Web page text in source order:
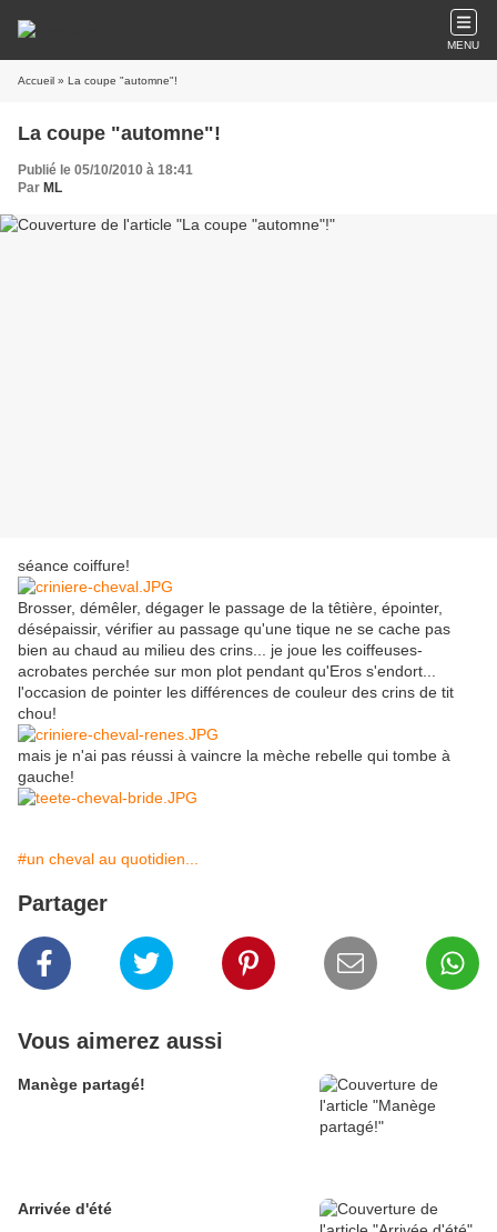
MENU
Accueil » La coupe "automne"!
La coupe "automne"!
Publié le 05/10/2010 à 18:41
Par ML
séance coiffure!
Brosser, démêler, dégager le passage de la têtière, épointer,
désépaissir, vérifier au passage qu'une tique ne se cache pas
bien au chaud au milieu des crins... je joue les coiffeuses-
acrobates perchée sur mon plot pendant qu'Eros s'endort...
l'occasion de pointer les différences de couleur des crins de tit
chou!
mais je n'ai pas réussi à vaincre la mèche rebelle qui tombe à
gauche!
#un cheval au quotidien...
Partager
Vous aimerez aussi
Manège partagé!
Arrivée d'été